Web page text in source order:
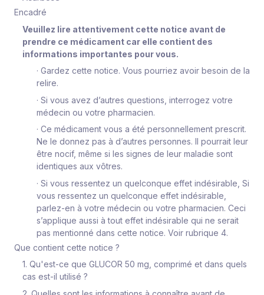
Encadré
Veuillez lire attentivement cette notice avant de
prendre ce médicament car elle contient des
informations importantes pour vous.
· Gardez cette notice. Vous pourriez avoir besoin de la
relire.
· Si vous avez d’autres questions, interrogez votre
médecin ou votre pharmacien.
· Ce médicament vous a été personnellement prescrit.
Ne le donnez pas à d’autres personnes. Il pourrait leur
être nocif, même si les signes de leur maladie sont
identiques aux vôtres.
· Si vous ressentez un quelconque effet indésirable, Si
vous ressentez un quelconque effet indésirable,
parlez-en à votre médecin ou votre pharmacien. Ceci
s’applique aussi à tout effet indésirable qui ne serait
pas mentionné dans cette notice. Voir rubrique 4.
Que contient cette notice ?
1. Qu'est-ce que GLUCOR 50 mg, comprimé et dans quels
cas est-il utilisé ?